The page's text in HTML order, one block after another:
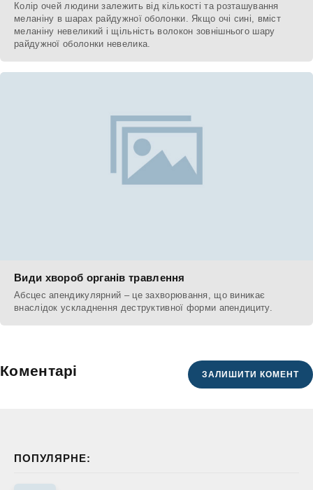
ПОПУЛЯРНЕ:
Колір очей людини залежить від кількості та розташування
меланіну в шарах райдужної оболонки. Якщо очі сині, вміст
меланіну невеликий і щільність волокон зовнішнього шару
райдужної оболонки невелика.
Види хвороб органів травлення
Абсцес апендикулярний – це захворювання, що виникає
внаслідок ускладнення деструктивної форми апендициту.
Коментарі ЗАЛИШИТИ КОМЕНТ